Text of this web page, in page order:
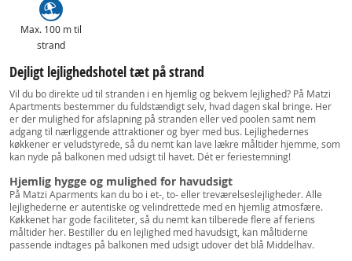
Max. 100 m til
strand
Dejligt lejlighedshotel tæt på strand
Vil du bo direkte ud til stranden i en hjemlig og bekvem lejlighed? På Matzi
Apartments bestemmer du fuldstændigt selv, hvad dagen skal bringe. Her
er der mulighed for afslapning på stranden eller ved poolen samt nem
adgang til nærliggende attraktioner og byer med bus. Lejlighedernes
køkkener er veludstyrede, så du nemt kan lave lækre måltider hjemme, som
kan nyde på balkonen med udsigt til havet. Dét er feriestemning!
Hjemlig hygge og mulighed for havudsigt
På Matzi Aparments kan du bo i et-, to- eller treværelseslejligheder. Alle
lejlighederne er autentiske og velindrettede med en hjemlig atmosfære.
Køkkenet har gode faciliteter, så du nemt kan tilberede flere af feriens
måltider her. Bestiller du en lejlighed med havudsigt, kan måltiderne
passende indtages på balkonen med udsigt udover det blå Middelhav.